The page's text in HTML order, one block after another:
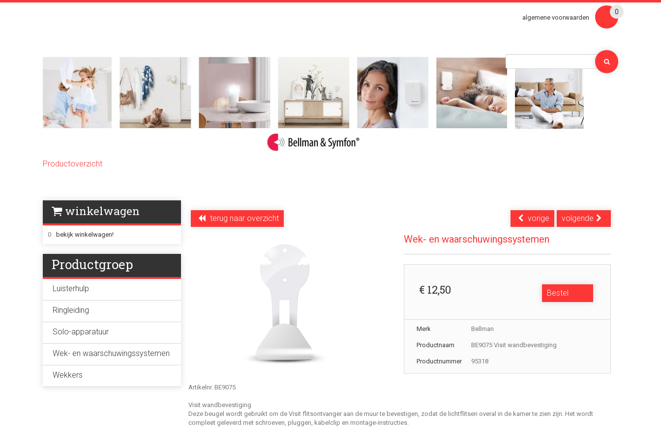
algemene voorwaarden
0
Productoverzicht
winkelwagen
0 bekijk winkelwagen!
Productgroep
Luisterhulp
Ringleiding
Solo-apparatuur
Wek- en waarschuwingssystemen
Wekkers
terug naar overzicht volgende
vorige
Wek- en waarschuwingssystemen
€ 12,50 Bestel
Merk Bellman
Productnaam BE9075 Visit wandbevestiging
Productnummer 95318
Artikelnr. BE9075
Visit wandbevestiging
Deze beugel wordt gebruikt om de Visit flitsontvanger aan de muur te bevestigen, zodat de lichtflitsen overal in de kamer te zien zijn. Het wordt
compleet geleverd met schroeven, pluggen, kabelclip en montage-instructies.